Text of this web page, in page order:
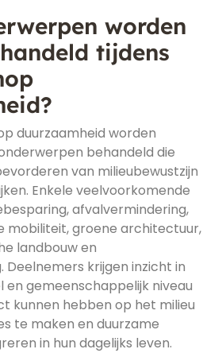
worden
tijdens
duurzaamheid worden
behandeld die
van milieubewustzijn
Enkele veelvoorkomende
afvalvermindering,
mobiliteit, groene architectuur,
landbouw en
krijgen inzicht in
en gemeenschappelijk niveau
kunnen hebben op het milieu
te maken en duurzame
in hun dagelijks leven.